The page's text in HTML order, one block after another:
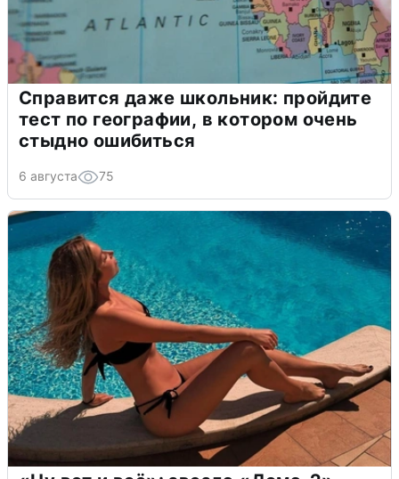
Справится даже школьник: пройдите
тест по географии, в котором очень
стыдно ошибиться
6 августа 75